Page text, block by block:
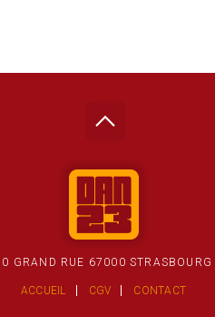
GRAND RUE 67000 STRASBOURG
ACCUEIL CGV CONTACT